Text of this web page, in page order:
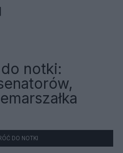
notki:
DO NOTKI